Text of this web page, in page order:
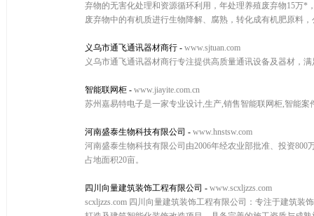
弃物的无害化处理和资源循环利用，年处理养殖废弃物15万
废弃物中的有机质进行生物降解、腐熟，转化成有机肥原料
义乌市通飞通讯器材商行 - www.sjtuan.com
义乌市通飞通讯器材商行专注提供高质量通讯设备及器材，
智能联网柜 - www.jiayite.com.cn
苏州嘉易特电子是一家专业设计,生产,销售智能联网柜,智能
河南盛泰生物科技有限公司 - www.hnstsw.com
河南盛泰生物科技有限公司由2006年经农业部批准、投资
占地面积20亩。
四川向量建筑装饰工程有限公司 - www.scxljzzs.com
scxljzzs.com 四川向量建筑装饰工程有限公司：专注于建筑